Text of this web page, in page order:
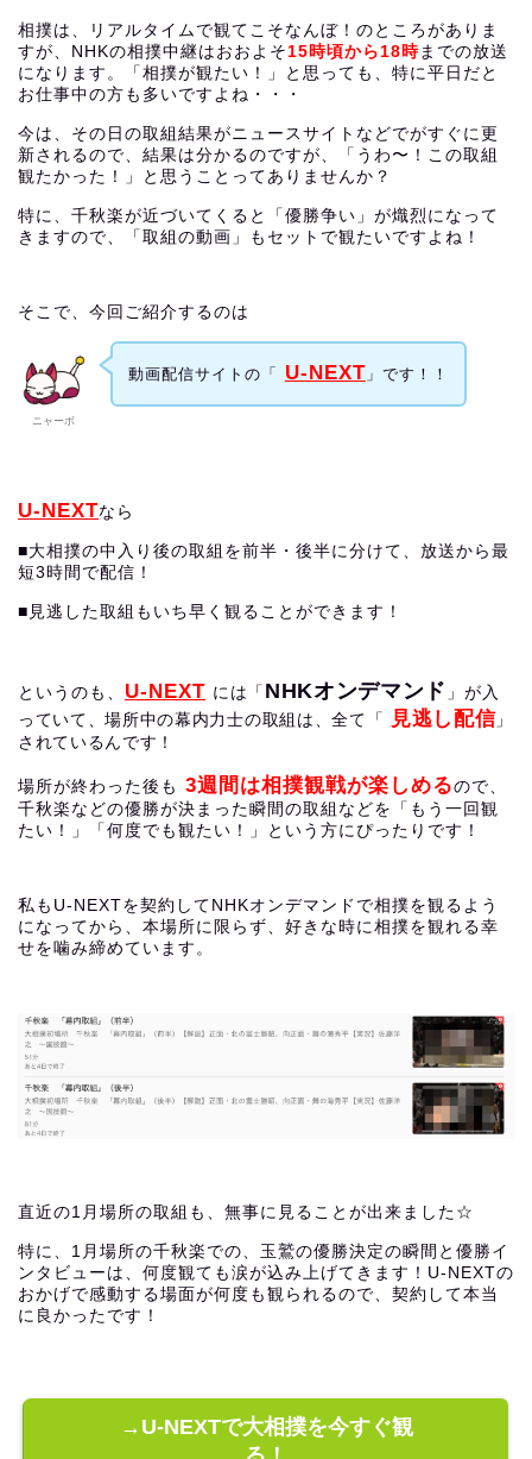
相撲は、リアルタイムで観てこそなんぼ！のところがありま
すが、NHKの相撲中継はおおよそ15時頃から18時までの放送
になります。「相撲が観たい！」と思っても、特に平日だと
お仕事中の方も多いですよね・・・
今は、その日の取組結果がニュースサイトなどでがすぐに更
新されるので、結果は分かるのですが、「うわ〜！この取組
観たかった！」と思うことってありませんか？
特に、千秋楽が近づいてくると「優勝争い」が熾烈になって
きますので、「取組の動画」もセットで観たいですよね！
そこで、今回ご紹介するのは
ニャーボ
動画配信サイトの「 U-NEXT 」です！！
U-NEXTなら
■大相撲の中入り後の取組を前半・後半に分けて、放送から最
短3時間で配信！
■見逃した取組もいち早く観ることができます！
というのも、 U-NEXT には「 NHKオンデマンド 」が入
っていて、場所中の幕内力士の取組は、全て「
見逃し配信」
されているんです！
場所が終わった後も 3週間は相撲観戦が楽しめるので、
千秋楽などの優勝が決まった瞬間の取組などを「もう一回観
たい！」「何度でも観たい！」という方にぴったりです！
私もU-NEXTを契約してNHKオンデマンドで相撲を観るよう
になってから、本場所に限らず、好きな時に相撲を観れる幸
せを噛み締めています。
直近の1月場所の取組も、無事に見ることが出来ました☆
特に、1月場所の千秋楽での、玉鷲の優勝決定の瞬間と優勝イ
ンタビューは、何度観ても涙が込み上げてきます！U-NEXTの
おかげで感動する場面が何度も観られるので、契約して本当
に良かったです！
→U-NEXTで大相撲を今すぐ観